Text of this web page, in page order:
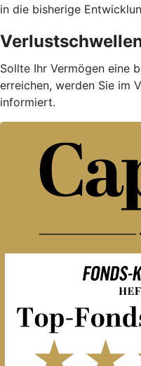
in die bisherige
Sollte Ihr Vermögen eine
erreichen, werden Sie im
informiert.